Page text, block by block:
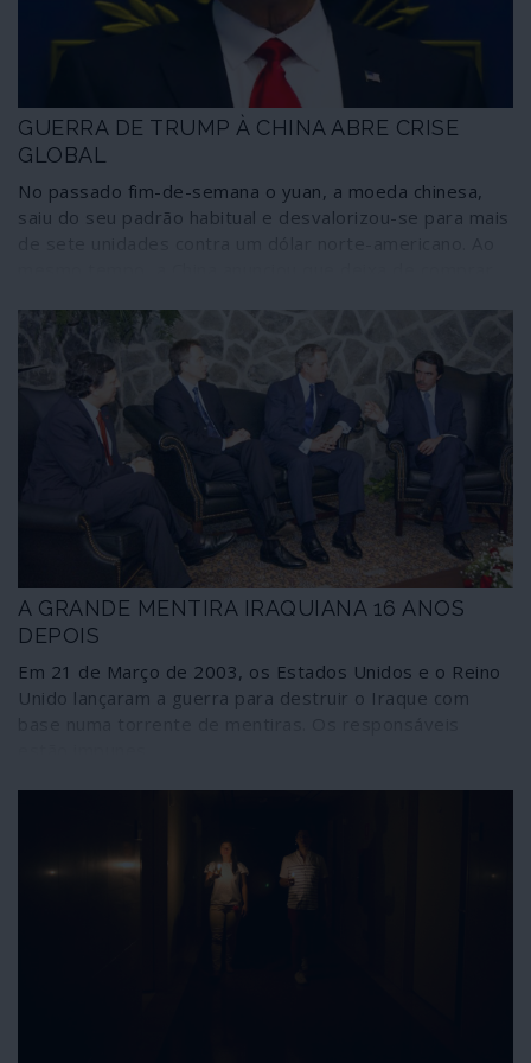
fosse, escaparia a um higiénico impeachment.
GUERRA DE TRUMP À CHINA ABRE CRISE
GLOBAL
No passado fim-de-semana o yuan, a moeda chinesa,
saiu do seu padrão habitual e desvalorizou-se para mais
comercial delineada por Trump e pelos
neoconservadores norte-americanos implodiu. Passou-
se de uma guerra de tarifas comerciais para uma guerra
económica mais ampla, na qual serão aplicadas outras
tácticas e medidas.
A GRANDE MENTIRA IRAQUIANA 16 ANOS
DEPOIS
Em 21 de Março de 2003, os Estados Unidos e o Reino
Unido lançaram a guerra para destruir o Iraque com